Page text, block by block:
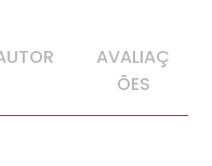
AVALIAÇ
ÕES